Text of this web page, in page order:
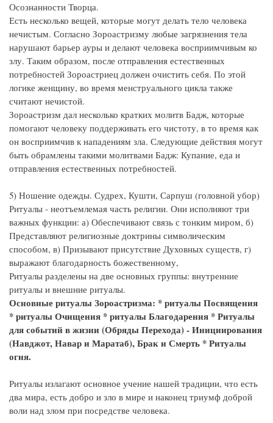
Осознанности Творца.
Есть несколько вещей, которые могут делать тело человека
нечистым. Согласно Зороастризму любые загрязнения тела
нарушают барьер ауры и делают человека восприимчивым ко
злу. Таким образом, после отправления естественных
потребностей Зороастриец должен очистить себя. По этой
логике женщину, во время менструального цикла также
считают нечистой.
Зороастризм дал несколько кратких молитв Бадж, которые
помогают человеку поддерживать его чистоту, в то время как
он восприимчив к нападениям зла. Следующие действия могут
быть обрамлены такими молитвами Бадж: Купание, еда и
отправления естественных потребностей.
5) Ношение одежды. Судрех, Кушти, Сарпуш (головной убор)
Ритуалы - неотъемлемая часть религии. Они исполняют три
важных функции: а) Обеспечивают связь с тонким миром, б)
Представляют религиозные доктрины символическим
способом, в) Призывают присутствие Духовных существ, г)
выражают благодарность божественному,
Ритуалы разделены на две основных группы: внутренние
ритуалы и внешние ритуалы.
Основные ритуалы Зороастризма: * ритуалы Посвящения
* ритуалы Очищения * ритуалы Благодарения * Ритуалы
для событий в жизни (Обряды Перехода) - Инициирования
(Навджот, Навар и Маратаб), Брак и Смерть * Ритуалы
огня.
Ритуалы излагают основное учение нашей традиции, что есть
два мира, есть добро и зло в мире и наконец триумф доброй
воли над злом при посредстве человека.